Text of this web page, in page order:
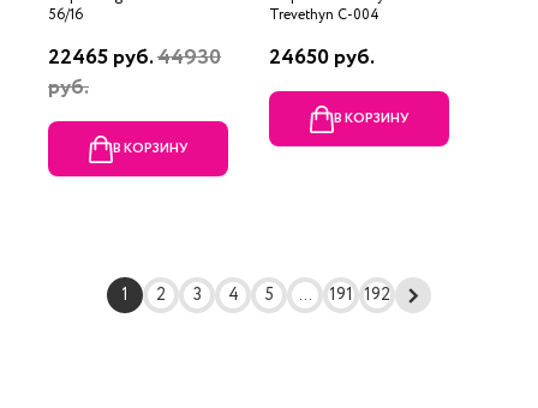
56/16
22465 руб.44930
руб.
В КОРЗИНУ
Trevethyn C-004
24650 руб.
В КОРЗИНУ
1 2 3 4 5 ... 191 192